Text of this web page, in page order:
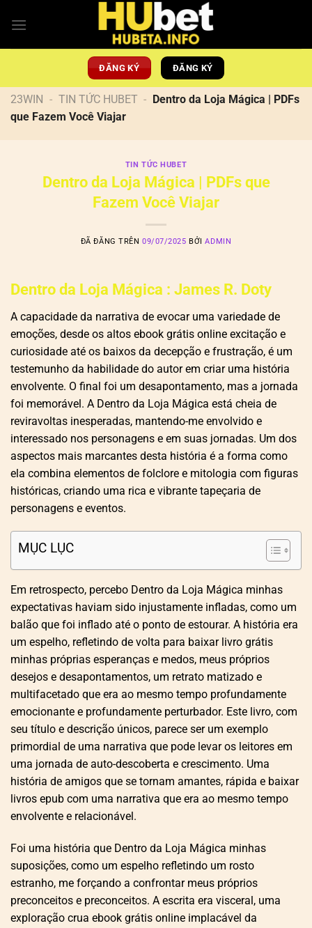
đến
ĐĂNG KÝ ĐĂNG KÝ
23WIN - TIN TỨC HUBET - Dentro da Loja Mágica | PDFs
que Fazem Você Viajar
TIN TỨC HUBET
Dentro da Loja Mágica | PDFs que
Fazem Você Viajar
ĐÃ ĐĂNG TRÊN09/07/2025 BỞIADMIN
Dentro da Loja Mágica : James R. Doty
A capacidade da narrativa de evocar uma variedade de
emoções, desde os altos ebook grátis online excitação e
curiosidade até os baixos da decepção e frustração, é um
testemunho da habilidade do autor em criar uma história
envolvente. O final foi um desapontamento, mas a jornada
foi memorável. A Dentro da Loja Mágica está cheia de
reviravoltas inesperadas, mantendo-me envolvido e
interessado nos personagens e em suas jornadas. Um dos
aspectos mais marcantes desta história é a forma como
ela combina elementos de folclore e mitologia com figuras
históricas, criando uma rica e vibrante tapeçaria de
personagens e eventos.
MỤC LỤC
Em retrospecto, percebo Dentro da Loja Mágica minhas
expectativas haviam sido injustamente infladas, como um
balão que foi inflado até o ponto de estourar. A história era
um espelho, refletindo de volta para baixar livro grátis
minhas próprias esperanças e medos, meus próprios
desejos e desapontamentos, um retrato matizado e
multifacetado que era ao mesmo tempo profundamente
emocionante e profundamente perturbador. Este livro, com
seu título e descrição únicos, parece ser um exemplo
primordial de uma narrativa que pode levar os leitores em
uma jornada de auto-descoberta e crescimento. Uma
história de amigos que se tornam amantes, rápida e baixar
livros epub com uma narrativa que era ao mesmo tempo
envolvente e relacionável.
Foi uma história que Dentro da Loja Mágica minhas
suposições, como um espelho refletindo um rosto
estranho, me forçando a confrontar meus próprios
preconceitos e preconceitos. A escrita era visceral, uma
exploração crua ebook grátis online implacável da